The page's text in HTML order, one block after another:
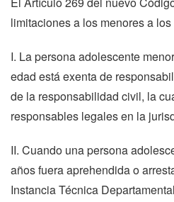
limitaciones a los menores a los
I. La persona adolescente
edad está exenta de
de la responsabilidad civil, la
responsables legales en la
II. Cuando una persona
años fuera aprehendida o
Instancia Técnica